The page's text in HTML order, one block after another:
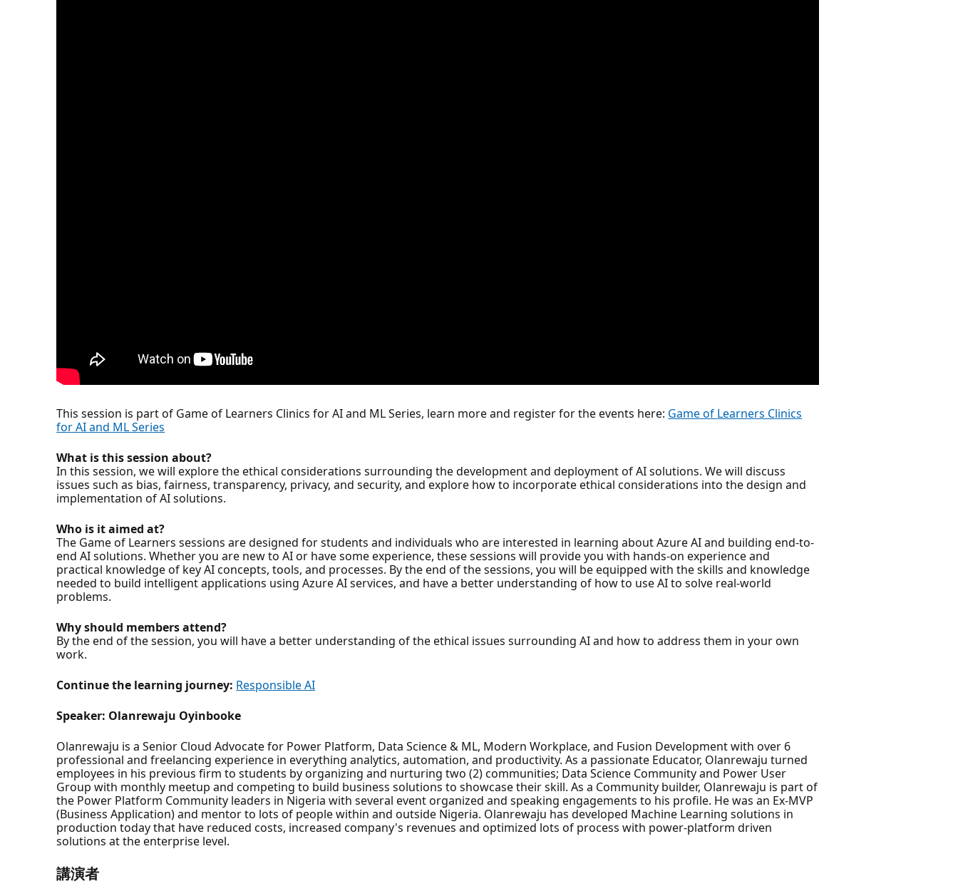
This session is part of Game of Learners Clinics for AI and ML Series, learn more and register for the events here: Game of Learners Clinics
for AI and ML Series
What is this session about?
In this session, we will explore the ethical considerations surrounding the development and deployment of AI solutions. We will discuss
issues such as bias, fairness, transparency, privacy, and security, and explore how to incorporate ethical considerations into the design and
implementation of AI solutions.
Who is it aimed at?
The Game of Learners sessions are designed for students and individuals who are interested in learning about Azure AI and building end-to-
end AI solutions. Whether you are new to AI or have some experience, these sessions will provide you with hands-on experience and
practical knowledge of key AI concepts, tools, and processes. By the end of the sessions, you will be equipped with the skills and knowledge
needed to build intelligent applications using Azure AI services, and have a better understanding of how to use AI to solve real-world
problems.
Why should members attend?
By the end of the session, you will have a better understanding of the ethical issues surrounding AI and how to address them in your own
work.
Continue the learning journey: Responsible AI
Speaker: Olanrewaju Oyinbooke
Olanrewaju is a Senior Cloud Advocate for Power Platform, Data Science & ML, Modern Workplace, and Fusion Development with over 6
professional and freelancing experience in everything analytics, automation, and productivity. As a passionate Educator, Olanrewaju turned
employees in his previous firm to students by organizing and nurturing two (2) communities; Data Science Community and Power User
Group with monthly meetup and competing to build business solutions to showcase their skill. As a Community builder, Olanrewaju is part of
the Power Platform Community leaders in Nigeria with several event organized and speaking engagements to his profile. He was an Ex-MVP
(Business Application) and mentor to lots of people within and outside Nigeria. Olanrewaju has developed Machine Learning solutions in
production today that have reduced costs, increased company's revenues and optimized lots of process with power-platform driven
solutions at the enterprise level.
講演者